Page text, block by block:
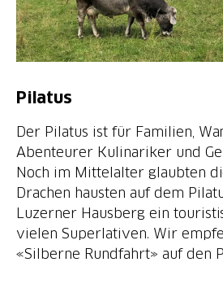
Pilatus
Der Pilatus ist für Familien,
Abenteurer Kulinariker und
Noch im Mittelalter glaubten
Drachen hausten auf dem
Luzerner Hausberg ein
vielen Superlativen. Wir
«Silberne Rundfahrt» auf den